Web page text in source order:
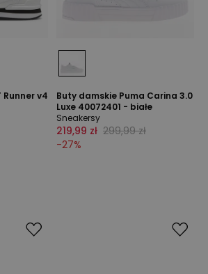
Runner v4
Buty damskie Puma Carina 3.0
Luxe 40072401 - białe
Sneakersy
219,99 zł 299,99 zł
-27%